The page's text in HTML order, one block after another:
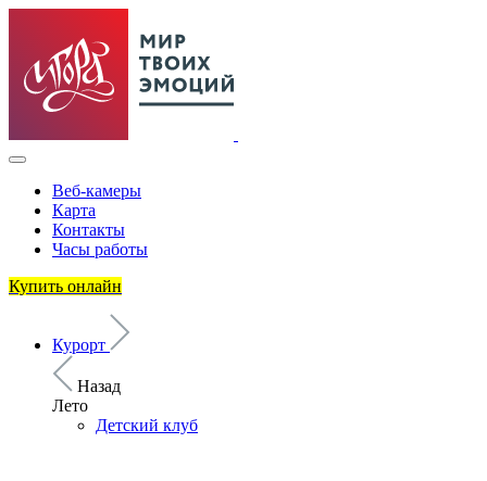
Веб-камеры
Карта
Контакты
Часы работы
Купить онлайн
Курорт
Назад
Лето
Детский клуб